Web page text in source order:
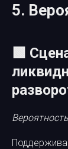
5.
🟩